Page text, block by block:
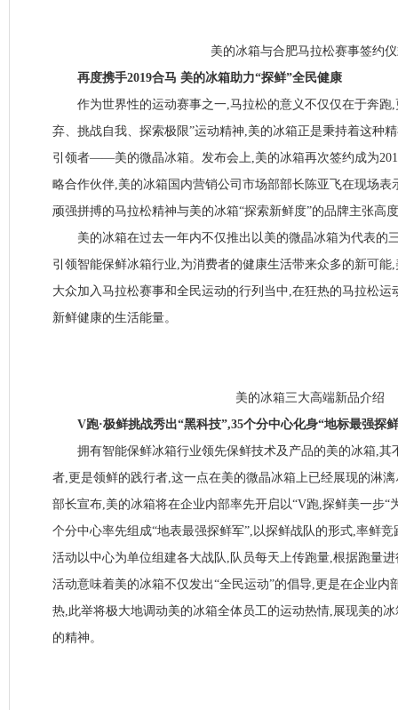
美的冰箱与合肥马拉松赛事签约
再度携手2019合马 美的冰箱助力“探鲜”全民健康
作为世界性的运动赛事之一,马拉松的意义不仅仅在于奔跑,
弃、挑战自我、探索极限”运动精神,美的冰箱正是秉持着这种
引领者——美的微晶冰箱。发布会上,美的冰箱再次签约成为
略合作伙伴,美的冰箱国内营销公司市场部部长陈亚飞在现场表
顽强拼搏的马拉松精神与美的冰箱“探索新鲜度”的品牌主张高
美的冰箱在过去一年内不仅推出以美的微晶冰箱为代表的
引领智能保鲜冰箱行业,为消费者的健康生活带来众多的新可能
大众加入马拉松赛事和全民运动的行列当中,在狂热的马拉松运
新鲜健康的生活能量。
美的冰箱三大高端新品介绍
V跑·极鲜挑战秀出“黑科技”,35个分中心化身“地标最强探
拥有智能保鲜冰箱行业领先保鲜技术及产品的美的冰箱,其
者,更是领鲜的践行者,这一点在美的微晶冰箱上已经展现的淋
部长宣布,美的冰箱将在企业内部率先开启以“V跑,探鲜美一步“
个分中心率先组成“地表最强探鲜军”,以探鲜战队的形式,率鲜竞
活动以中心为单位组建各大战队,队员每天上传跑量,根据跑量
活动意味着美的冰箱不仅发出“全民运动”的倡导,更是在企业内
热,此举将极大地调动美的冰箱全体员工的运动热情,展现美的
的精神。